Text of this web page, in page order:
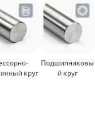
круг
Подшипниковы
й круг